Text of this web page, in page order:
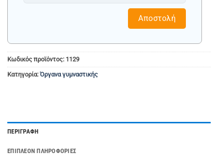
Αποστολή
Κωδικός προϊόντος: 1129
Κατηγορία: Όργανα γυμναστικής
ΠΕΡΙΓΡΑΦΉ
ΕΠΙΠΛΈΟΝ ΠΛΗΡΟΦΟΡΊΕΣ